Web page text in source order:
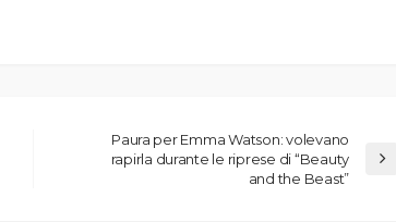
Paura per Emma Watson: volevano
rapirla durante le riprese di “Beauty
and the Beast”